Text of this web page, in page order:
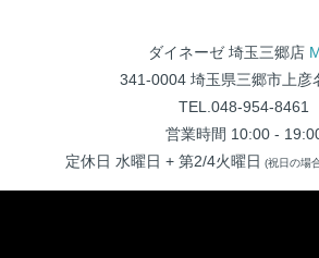
ダイネーゼ 埼玉三郷店
341-0004 埼玉県三郷市上彦
TEL.048-954-8461
営業時間 10:00 -
定休日 水曜日 + 第2/4火曜日 (祝日の場